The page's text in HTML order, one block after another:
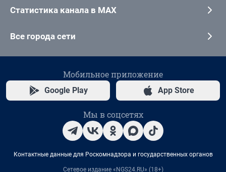
Статистика канала в MAX
Все города сети
Мобильное приложение
Google Play App Store
Мы в соцсетях
Контактные данные для Роскомнадзора и государственных органов
Сетевое издание «NGS24.RU» (18+)